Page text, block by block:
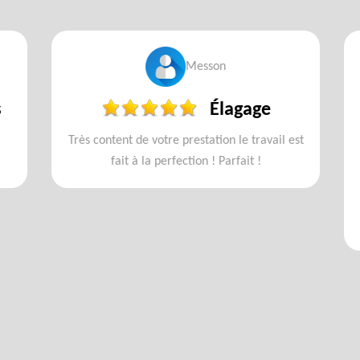
Messon
Élagage
Très content de votre prestation le travail est
fait à la perfection ! Parfait !